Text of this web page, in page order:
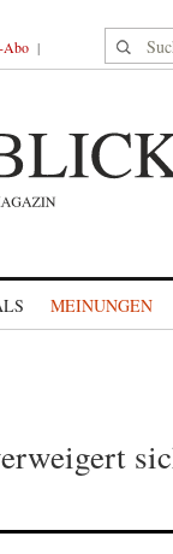
Abo Suche
MEINUNGEN